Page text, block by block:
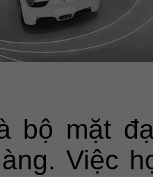
bộ mặt
Việc